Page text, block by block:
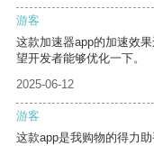
游客
这款加速器app的加速效
望开发者能够优化一下。
2025-06-12
游客
这款app是我购物的得力